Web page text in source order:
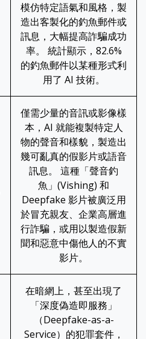
模仿特定語氣和風格，製
造出客製化的釣魚郵件或
訊息，大幅提高詐騙成功
率。 統計顯示，82.6%
的釣魚郵件以某種形式利
用了 AI 技術。
僅需少量的音訊或影像樣
本，AI 就能複製特定人
物的聲音和樣貌，製造出
幾可亂真的假影片或語音
訊息。 這種「聲音釣
魚」(Vishing) 和
Deepfake 影片被廣泛用
於冒充親友、企業高層進
行詐騙，或用以製造假新
聞和惡意中傷他人的不實
影片。
在暗網上，甚至出現了
「深度偽造即服務」
（Deepfake-as-a-
Service）的犯罪套件，